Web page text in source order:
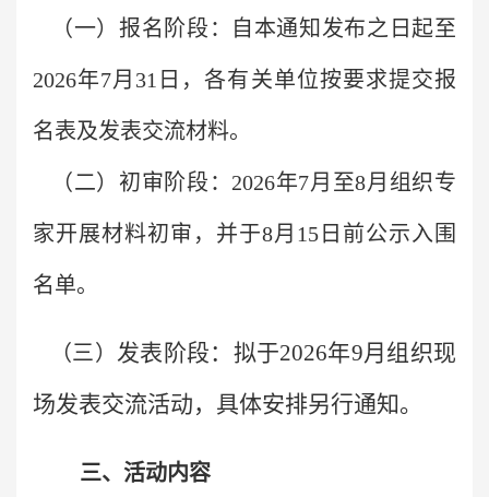
（一） 报名阶段： 自本通知发布之日起至
2026年7月31日，各有关单位按要求提交报
名表及发表交流材料。
（二） 初审阶段： 2026年7月至8月组织专
家开展材料初审，并于8月15日前公示入围
名单。
（三） 发表阶段： 拟于2026年9月组织现
场发表交流活动，具体安排另行通知。
三、活动内容